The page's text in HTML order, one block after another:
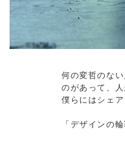
何の変哲のな
のがあって、
僕らにはシェ
「デザインの